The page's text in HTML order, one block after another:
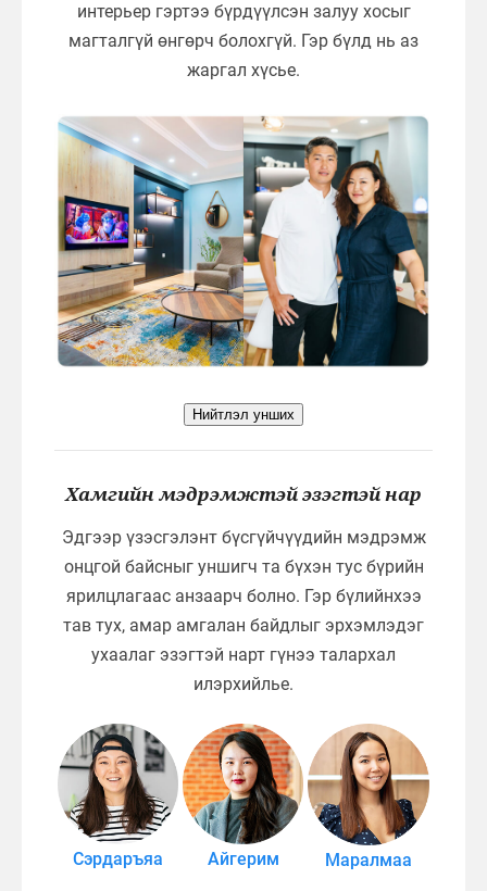
интерьер гэртээ бүрдүүлсэн залуу хосыг
магталгүй өнгөрч болохгүй. Гэр бүлд нь аз
жаргал хүсье.
Нийтлэл унших
Хамгийн мэдрэмжтэй эзэгтэй нар
Эдгээр үзэсгэлэнт бүсгүйчүүдийн мэдрэмж
онцгой байсныг уншигч та бүхэн тус бүрийн
ярилцлагаас анзаарч болно. Гэр бүлийнхээ
тав тух, амар амгалан байдлыг эрхэмлэдэг
ухаалаг эзэгтэй нарт гүнээ талархал
илэрхийлье.
Сэрдаръяа Айгерим Маралмаа